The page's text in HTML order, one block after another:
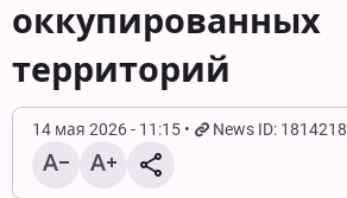
оккупированных
территорий
14 мая 2026 - 11:15 News ID: 1814218